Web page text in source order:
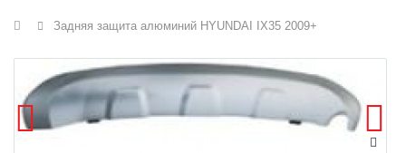
Главная
Задняя защита алюминий HYUNDAI IX35 2009+